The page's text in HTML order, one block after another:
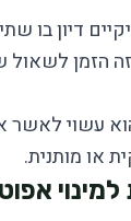
דיון בו
הזמן לשאול
עשוי לאשר
או מותנית.